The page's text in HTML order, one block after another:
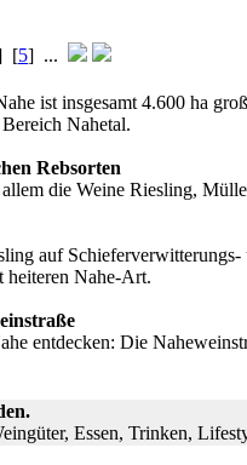
[5] ...
ist insgesamt 4.600 ha
Nahetal.
Rebsorten
die Weine Riesling,
auf
heiteren Nahe-Art.
entdecken: Die
Essen, Trinken,